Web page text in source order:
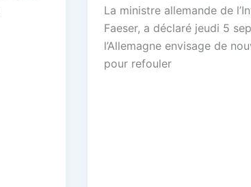
La ministre allemande de
Faeser, a déclaré jeudi 5
l’Allemagne envisage de
pour refouler